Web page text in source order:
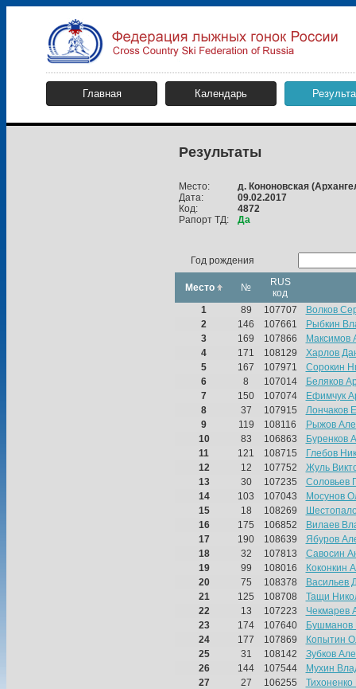
Главная Календарь
Результаты
Место:
Дата:
Код:
Рапорт ТД:
д. Кононовская
09.02.2017
4872
Да
Год рождения
Место №
RUS
код
1
89 107707
Волков
2
146 107661
Рыбкин
3
169 107866
Максимов
4
171 108129
Харлов
5
167 107971
Сорокин
6
8 107014
Беляков
7
150 107074
Ефимчук
8
37 107915
Лончаков
9
119 108116
Рыжов
10
83 106863
Буренков
11
121 108715
Глебов
12
12 107752
Жуль
13
30 107235
Соловьев
14
103 107043
Мосунов
15
18 108269
16
175 106852
Вилаев
17
190 108639
Ябуров
18
32 107813
Савосин
19
99 108016
Коконкин
20
75 108378
Васильев
21
125 108708
Тащи
22
13 107223
Чекмарев
23
174 107640
Бушманов
24
177 107869
Копытин
25
31 108142
Зубков
26
144 107544
Мухин
27
27 106255
Тихоненко